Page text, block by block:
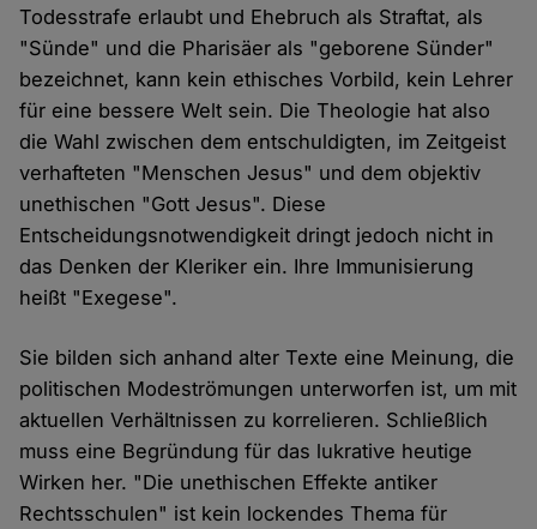
Todesstrafe erlaubt und Ehebruch als Straftat, als
"Sünde" und die Pharisäer als "geborene Sünder"
bezeichnet, kann kein ethisches Vorbild, kein Lehrer
für eine bessere Welt sein. Die Theologie hat also
die Wahl zwischen dem entschuldigten, im Zeitgeist
verhafteten "Menschen Jesus" und dem objektiv
unethischen "Gott Jesus". Diese
Entscheidungsnotwendigkeit dringt jedoch nicht in
das Denken der Kleriker ein. Ihre Immunisierung
heißt "Exegese".
Sie bilden sich anhand alter Texte eine Meinung, die
politischen Modeströmungen unterworfen ist, um mit
aktuellen Verhältnissen zu korrelieren. Schließlich
muss eine Begründung für das lukrative heutige
Wirken her. "Die unethischen Effekte antiker
Rechtsschulen" ist kein lockendes Thema für